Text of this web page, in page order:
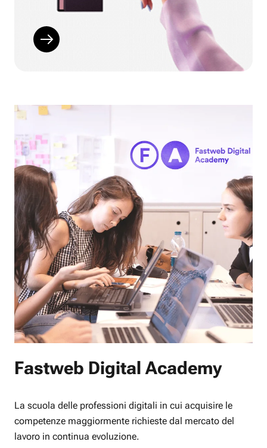
Fastweb Digital Academy
La scuola delle professioni digitali in cui acquisire le
competenze maggiormente richieste dal mercato del
lavoro in continua evoluzione.